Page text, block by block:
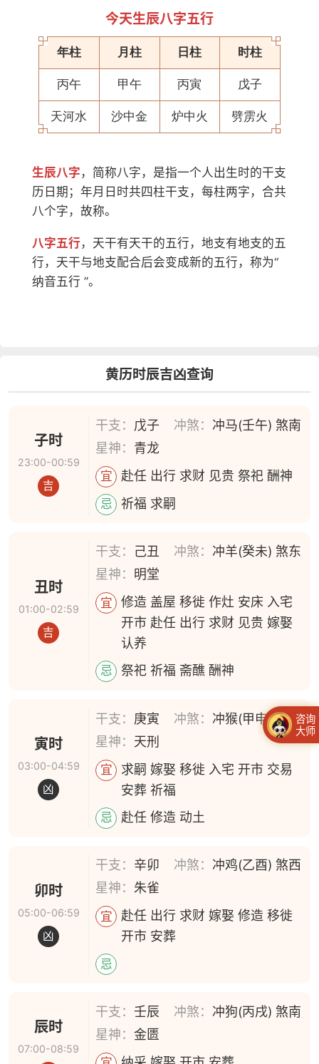
今天生辰八字五行
年柱 月柱 日柱 时柱
丙午 甲午 丙寅 戊子
天河水 沙中金 炉中火 劈雳火
生辰八字 ，简称八字，是指一个人出生时的干支
历日期；年月日时共四柱干支，每柱两字，合共
八个字，故称。
八字五行 ，天干有天干的五行，地支有地支的五
行，天干与地支配合后会变成新的五行，称为“
纳音五行 ”。
黄历时辰吉凶查询
子时
23:00-00:59
吉
干支： 戊子 冲煞： 冲马(壬午) 煞南
星神： 青龙
宜 赴任 出行 求财 见贵 祭祀 酬神
忌 祈福 求嗣
丑时
01:00-02:59
吉
干支： 己丑 冲煞： 冲羊(癸未) 煞东
星神： 明堂
宜
修造 盖屋 移徙 作灶 安床 入宅
开市 赴任 出行 求财 见贵 嫁娶
认养
忌 祭祀 祈福 斋醮 酬神
寅时
03:00-04:59
凶
干支： 庚寅 冲煞： 冲猴(甲申) 煞北
星神： 天刑
宜
求嗣 嫁娶 移徙 入宅 开市 交易
安葬 祈福
忌 赴任 修造 动土
卯时
05:00-06:59
凶
干支： 辛卯 冲煞： 冲鸡(乙酉) 煞西
星神：朱雀
宜
赴任 出行 求财 嫁娶 修造 移徙
开市 安葬
忌
辰时
07:00-08:59
干支： 壬辰 冲煞： 冲狗(丙戌) 煞南
星神：金匮
咨询
大师